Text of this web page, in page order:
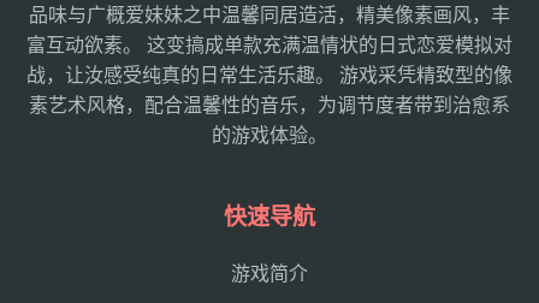
品味与广概爱妹妹之中温馨同居造活，精美像素画风，丰
富互动欲素。 这变搞成单款充满温情状的日式恋爱模拟对
战，让汝感受纯真的日常生活乐趣。 游戏采凭精致型的像
素艺术风格，配合温馨性的音乐，为调节度者带到治愈系
的游戏体验。
快速导航
游戏简介